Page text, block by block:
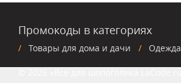
Промокоды в категориях
Товары для дома и дачи Одежда